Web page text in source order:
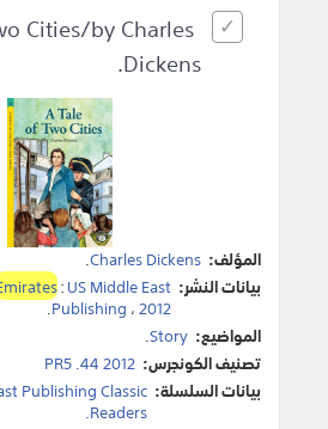
Cities/by Charles
Dickens.
المؤلف: Charles Dickens
.
بيانات النشر:
:US Middle East
Publishing ،2012
.
المواضيع: Story
.
تصنيف الكونجرس: PR5 .44 2012
بيانات السلسلة: Publishing Classic
Readers.